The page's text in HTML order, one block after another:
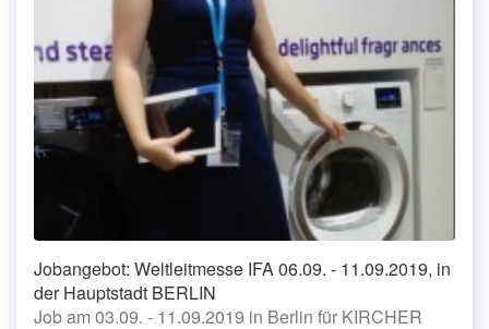
Jobangebot: Weltleitmesse IFA 06.09. - 11.09.2019, in
der Hauptstadt BERLIN
Job am 03.09. - 11.09.2019 in Berlin für KIRCHER